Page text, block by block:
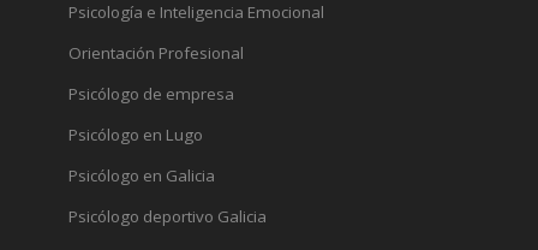
Psicología e Inteligencia Emocional
Orientación Profesional
Psicólogo de empresa
Psicólogo en Lugo
Psicólogo en Galicia
Psicólogo deportivo Galicia